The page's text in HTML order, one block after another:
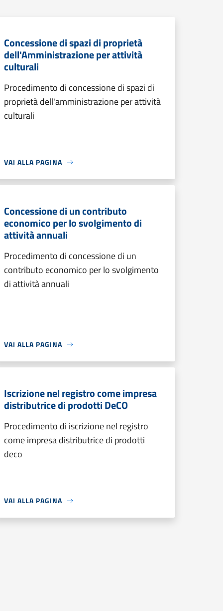
Concessione di spazi di proprietà
dell'Amministrazione per attività
culturali
Procedimento di concessione di spazi di
proprietà dell'amministrazione per attività
culturali
VAI ALLA PAGINA
Concessione di un contributo
economico per lo svolgimento di
attività annuali
Procedimento di concessione di un
contributo economico per lo svolgimento
di attività annuali
VAI ALLA PAGINA
Iscrizione nel registro come impresa
distributrice di prodotti DeCO
Procedimento di iscrizione nel registro
come impresa distributrice di prodotti
deco
VAI ALLA PAGINA